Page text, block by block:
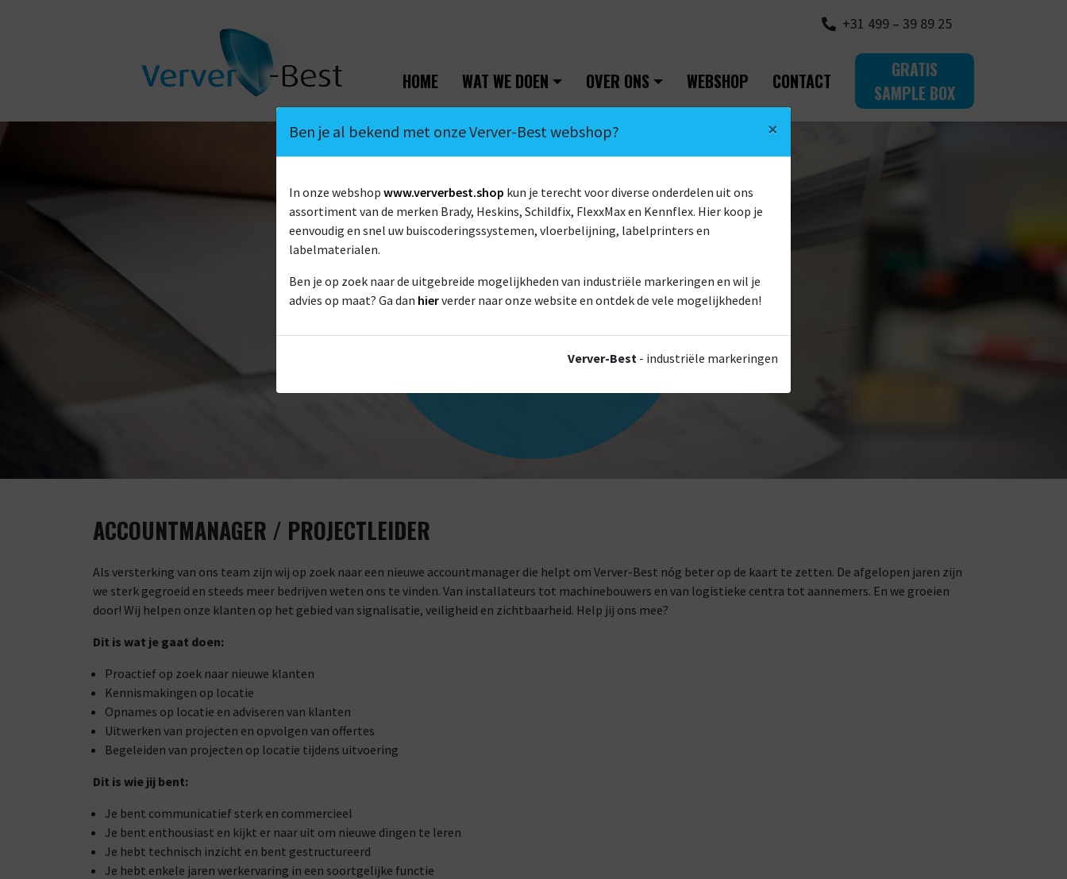
Ben je al bekend met onze Verver-Best webshop? ×
In onze webshop www.ververbest.shop kun je terecht voor diverse onderdelen uit ons
assortiment van de merken Brady, Heskins, Schildfix, FlexxMax en Kennflex. Hier koop je
eenvoudig en snel uw buiscoderingssystemen, vloerbelijning, labelprinters en
labelmaterialen.
Ben je op zoek naar de uitgebreide mogelijkheden van industriële markeringen en wil je
advies op maat? Ga dan hierverder naar onze website en ontdek de vele mogelijkheden!
Verver-Best - industriële markeringen
+31 499 – 39 89 25
HOME WAT WE DOEN OVER ONS WEBSHOP CONTACT
GRATIS
SAMPLE BOX
ACCOUNTMANAGER /
PROJECTLEIDER
ACCOUNTMANAGER / PROJECTLEIDER
Als versterking van ons team zijn wij op zoek naar een nieuwe accountmanager die helpt om Verver-Best nóg beter op de kaart te zetten. De afgelopen jaren zijn
we sterk gegroeid en steeds meer bedrijven weten ons te vinden. Van installateurs tot machinebouwers en van logistieke centra tot aannemers. En we groeien
door! Wij helpen onze klanten op het gebied van signalisatie, veiligheid en zichtbaarheid. Help jij ons mee?
Dit is wat je gaat doen:
Proactief op zoek naar nieuwe klanten
Kennismakingen op locatie
Opnames op locatie en adviseren van klanten
Uitwerken van projecten en opvolgen van offertes
Begeleiden van projecten op locatie tijdens uitvoering
Dit is wie jij bent:
Je bent communicatief sterk en commercieel
Je bent enthousiast en kijkt er naar uit om nieuwe dingen te leren
Je hebt technisch inzicht en bent gestructureerd
Je hebt enkele jaren werkervaring in een soortgelijke functie